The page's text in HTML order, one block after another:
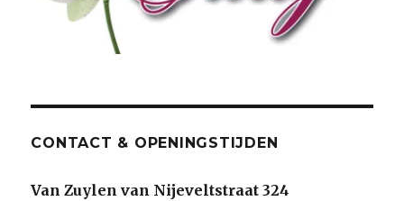
CONTACT & OPENINGSTIJDEN
Van Zuylen van Nijeveltstraat 324